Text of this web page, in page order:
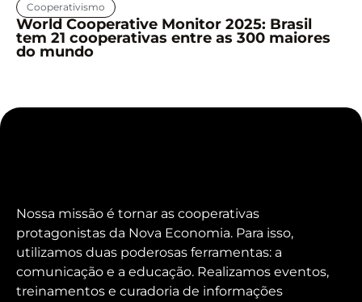
Cooperativismo
World Cooperative Monitor 2025: Brasil
tem 21 cooperativas entre as 300 maiores
do mundo
Nossa missão é tornar as cooperativas
protagonistas da Nova Economia. Para isso,
utilizamos duas poderosas ferramentas: a
comunicação e a educação. Realizamos eventos,
treinamentos e curadoria de informações